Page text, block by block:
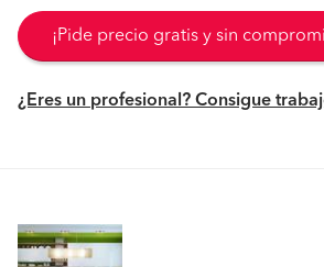
¡Pide precio gratis y sin
¿Eres un profesional? Consigue